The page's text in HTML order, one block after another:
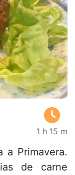
Next
1 h 15 m
a Primavera.
de carne